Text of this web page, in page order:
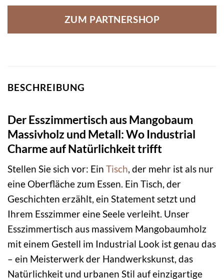
ZUM PARTNERSHOP
BESCHREIBUNG
Der Esszimmertisch aus Mangobaum
Massivholz und Metall: Wo Industrial
Charme auf Natürlichkeit trifft
Stellen Sie sich vor: Ein Tisch, der mehr ist als nur
eine Oberfläche zum Essen. Ein Tisch, der
Geschichten erzählt, ein Statement setzt und
Ihrem Esszimmer eine Seele verleiht. Unser
Esszimmertisch aus massivem Mangobaumholz
mit einem Gestell im Industrial Look ist genau das
– ein Meisterwerk der Handwerkskunst, das
Natürlichkeit und urbanen Stil auf einzigartige